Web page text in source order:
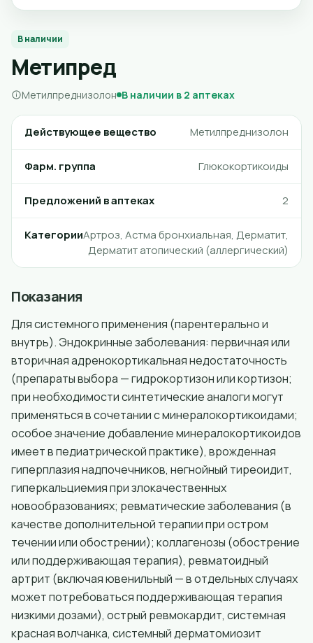
В наличии
Метипред
Метилпреднизолон В наличии в 2 аптеках
Действующее вещество Метилпреднизолон
Фарм. группа Глюкокортикоиды
Предложений в аптеках 2
КатегорииАртроз, Астма бронхиальная, Дерматит,
Дерматит атопический (аллергический)
Показания
Для системного применения (парентерально и
внутрь). Эндокринные заболевания: первичная или
вторичная адренокортикальная недостаточность
(препараты выбора — гидрокортизон или кортизон;
при необходимости синтетические аналоги могут
применяться в сочетании с минералокортикоидами;
особое значение добавление минералокортикоидов
имеет в педиатрической практике), врожденная
гиперплазия надпочечников, негнойный тиреоидит,
гиперкальциемия при злокачественных
новообразованиях; ревматические заболевания (в
качестве дополнительной терапии при остром
течении или обострении); коллагенозы (обострение
или поддерживающая терапия), ревматоидный
артрит (включая ювенильный — в отдельных случаях
может потребоваться поддерживающая терапия
низкими дозами), острый ревмокардит, системная
красная волчанка, системный дерматомиозит